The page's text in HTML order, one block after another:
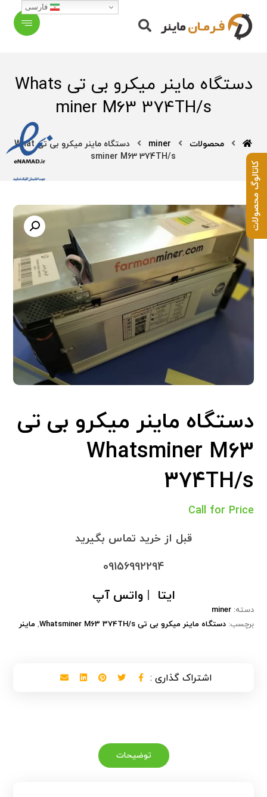
دستگاه ماینر میکرو بی تی Whats
miner M63 374TH/s
محصولات miner
دستگاه ماینر میکرو بی تی What
sminer M63 374TH/s
دستگاه ماینر میکرو بی تی
Whatsminer M63
374TH/s
Call for Price
قبل از خرید تماس بگیرید
09156992294
ایتا |واتس آپ
دسته:miner
برچسب:دستگاه ماینر میکرو بی تی Whatsminer M63 374TH/s ,ماینر
توضیحات
فارسی
کاتالوگ محصولات